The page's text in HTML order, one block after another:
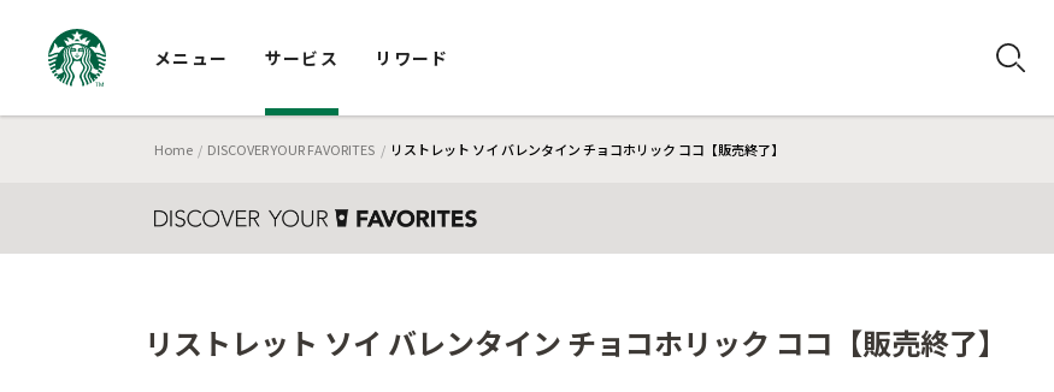
メニュー サービス リワード
Home DISCOVER YOUR FAVORITES リストレット ソイ バレンタイン チョコホリック ココ【販売終了】
リストレット ソイ バレンタイン チョコホリック ココ【販売終了】